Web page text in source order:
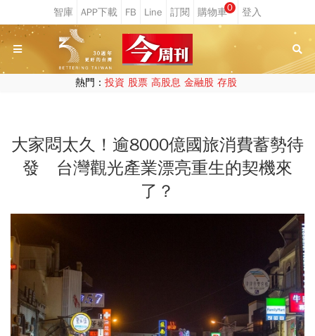
0
熱門： 投資 股票 高股息 金融股 存股
大家悶太久！逾8000億國旅消費蓄勢待
發 台灣觀光產業漂亮重生的契機來
了？